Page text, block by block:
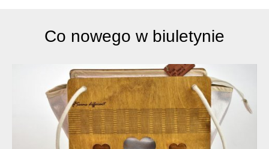
Co nowego w biuletynie